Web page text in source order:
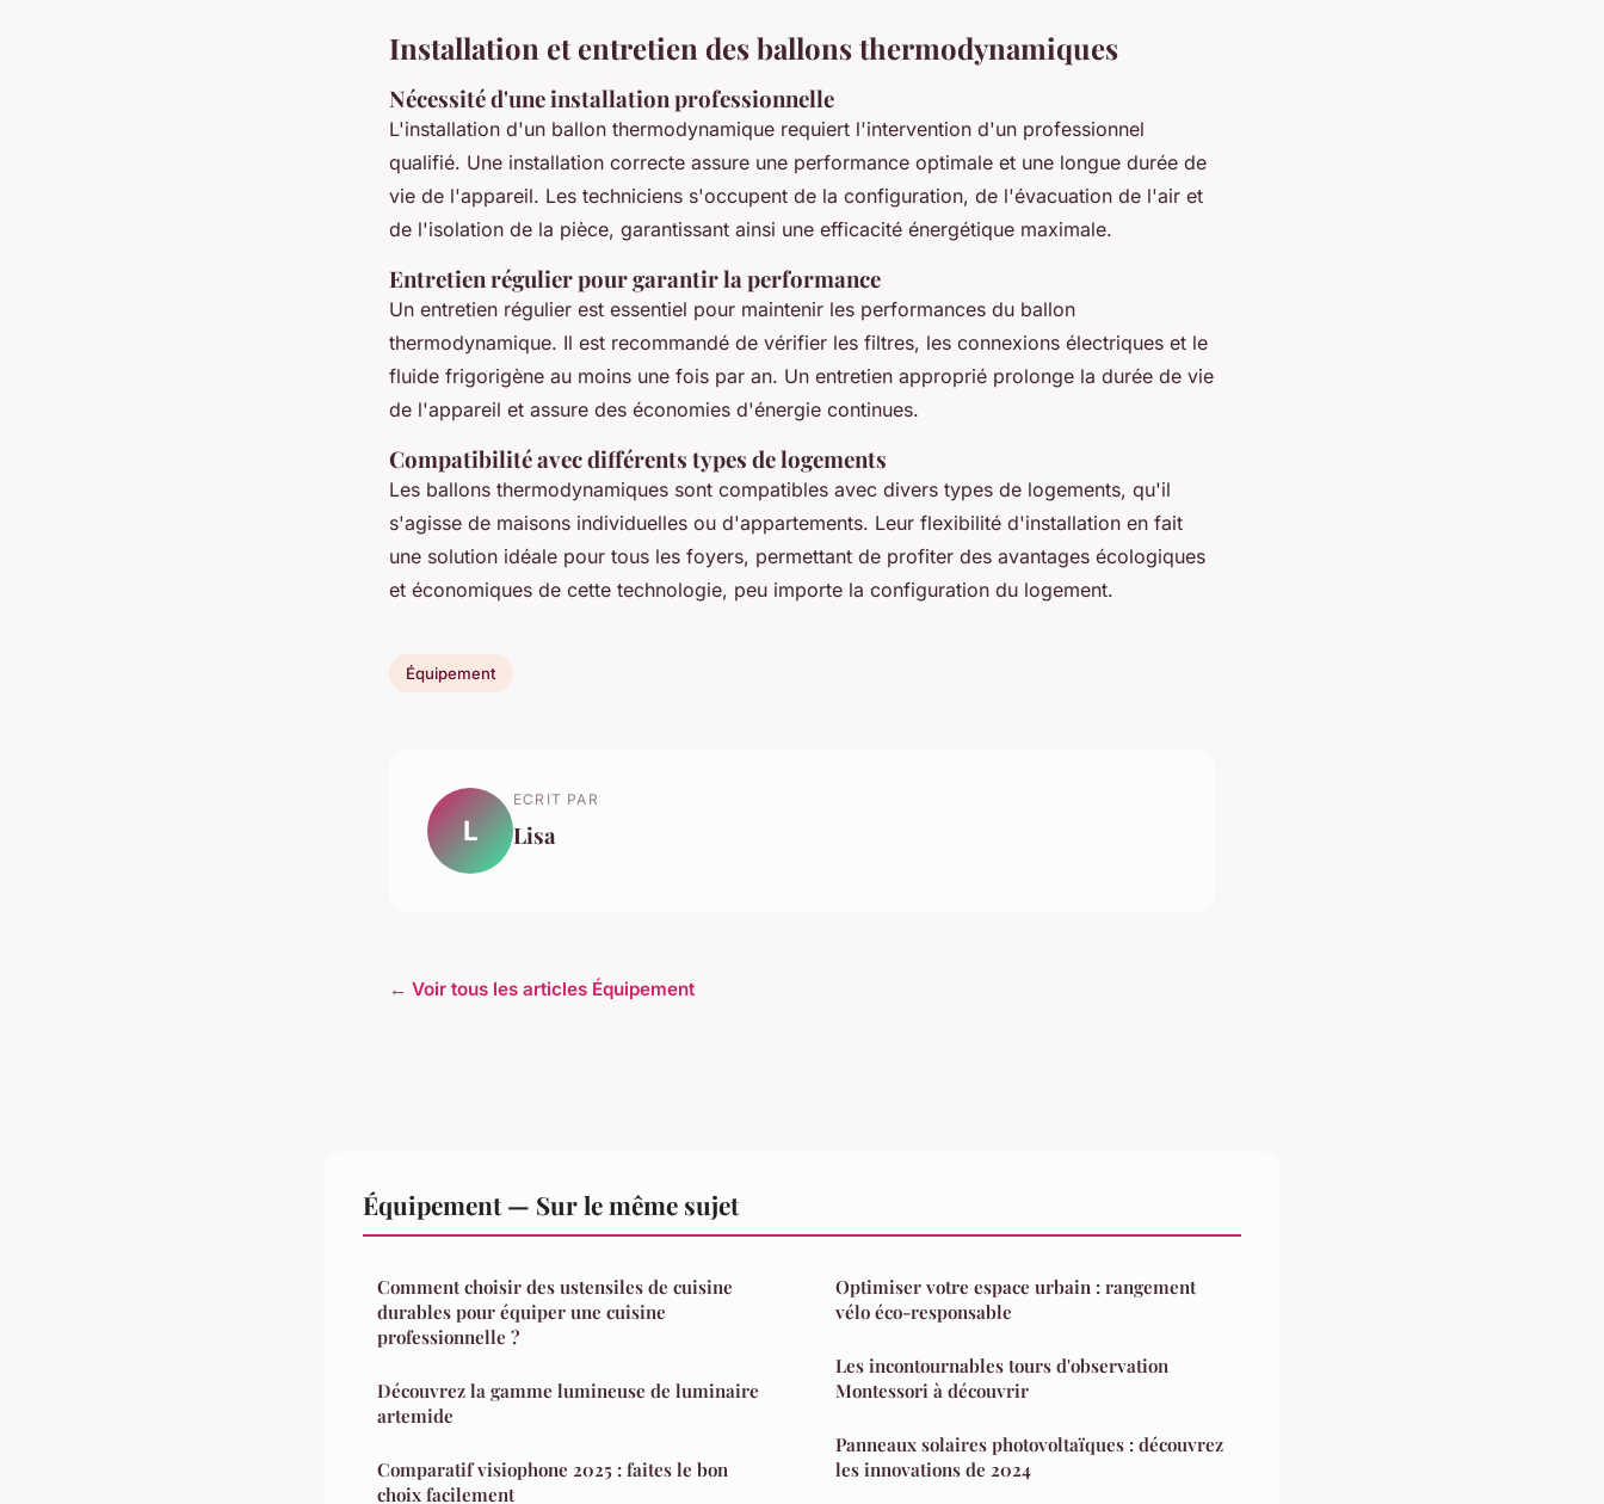
Installation et entretien des ballons thermodynamiques
Nécessité d'une installation professionnelle
L'installation d'un ballon thermodynamique requiert l'intervention d'un professionnel
qualifié. Une installation correcte assure une performance optimale et une longue durée de
vie de l'appareil. Les techniciens s'occupent de la configuration, de l'évacuation de l'air et
de l'isolation de la pièce, garantissant ainsi une efficacité énergétique maximale.
Entretien régulier pour garantir la performance
Un entretien régulier est essentiel pour maintenir les performances du ballon
thermodynamique. Il est recommandé de vérifier les filtres, les connexions électriques et le
fluide frigorigène au moins une fois par an. Un entretien approprié prolonge la durée de vie
de l'appareil et assure des économies d'énergie continues.
Compatibilité avec différents types de logements
Les ballons thermodynamiques sont compatibles avec divers types de logements, qu'il
s'agisse de maisons individuelles ou d'appartements. Leur flexibilité d'installation en fait
une solution idéale pour tous les foyers, permettant de profiter des avantages écologiques
et économiques de cette technologie, peu importe la configuration du logement.
Équipement
L
ECRIT PAR
Lisa
← Voir tous les articles Équipement
Équipement — Sur le même sujet
Comment choisir des ustensiles de cuisine
durables pour équiper une cuisine
professionnelle ?
Découvrez la gamme lumineuse de luminaire
artemide
Comparatif visiophone 2025 : faites le bon
choix facilement
Optimiser votre espace urbain : rangement
vélo éco-responsable
Les incontournables tours d'observation
Montessori à découvrir
Panneaux solaires photovoltaïques : découvrez
les innovations de 2024